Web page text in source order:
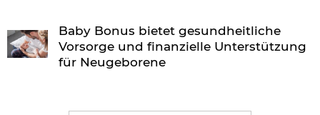
Baby Bonus bietet gesundheitliche
Vorsorge und finanzielle Unterstützung
für Neugeborene